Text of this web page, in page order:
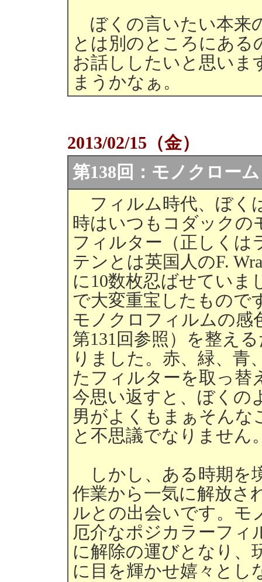
ぼくの言いたい本来
とは別のところにあ
お話ししたいと思いま
まうかなぁ。
2013/02/15（金）
第138回：モノクロー
フィルム時代、ぼく
時はいつもコダックの
フィルター（正しくは
テンとは英国人のF.
に10数枚忍ばせていま
で大変重宝したもので
モノクロフィルムの感
第131回参照）を整え
りました。赤、緑、青
たフィルターを取っ替
今思い返すと、ぼくの
男がよくもまぁそんな
と不思議でなりません
しかし、ある時期を
作業から一気に解放さ
ルとの出会いです。モ
厄介なポジカラーフィ
に解除の運びとなり、
に目を輝かせ嬉々とし